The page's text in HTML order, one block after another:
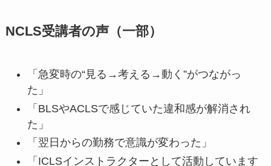
NCLS受講者の声（一部）
「急変時の“見る→考える→動く”がつながっ
た」
「BLSやACLSで感じていた違和感が解消され
た」
「翌日からの勤務で意識が変わった」
「ICLSインストラクターとして活動しています